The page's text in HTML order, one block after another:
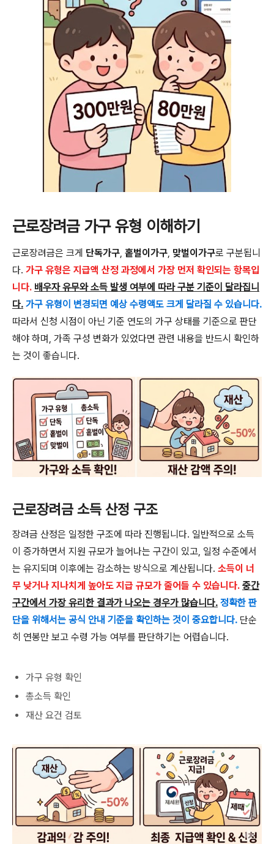
근로장려금 가구 유형 이해하기
근로장려금은 크게 단독가구, 홑벌이가구, 맞벌이가구로 구분됩니
다. 가구 유형은 지급액 산정 과정에서 가장 먼저 확인되는 항목입
니다. 배우자 유무와 소득 발생 여부에 따라 구분 기준이 달라집니
다. 가구 유형이 변경되면 예상 수령액도 크게 달라질 수 있습니다.
따라서 신청 시점이 아닌 기준 연도의 가구 상태를 기준으로 판단
해야 하며, 가족 구성 변화가 있었다면 관련 내용을 반드시 확인하
는 것이 좋습니다.
근로장려금 소득 산정 구조
장려금 산정은 일정한 구조에 따라 진행됩니다. 일반적으로 소득
이 증가하면서 지원 규모가 늘어나는 구간이 있고, 일정 수준에서
는 유지되며 이후에는 감소하는 방식으로 계산됩니다. 소득이 너
무 낮거나 지나치게 높아도 지급 규모가 줄어들 수 있습니다. 중간
구간에서 가장 유리한 결과가 나오는 경우가 많습니다. 정확한 판
단을 위해서는 공식 안내 기준을 확인하는 것이 중요합니다. 단순
히 연봉만 보고 수령 가능 여부를 판단하기는 어렵습니다.
가구 유형 확인
총소득 확인
재산 요건 검토